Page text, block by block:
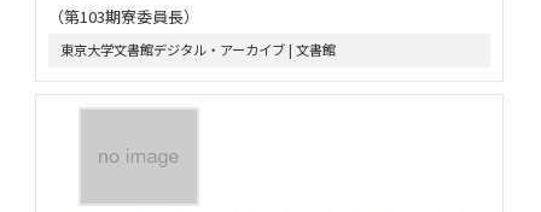
（第103期寮委員長）
東京大学文書館デジタル・アーカイブ | 文書館